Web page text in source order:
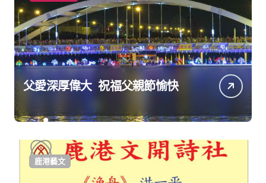
父愛深厚偉大 祝福父親節愉快
鹿港藝文